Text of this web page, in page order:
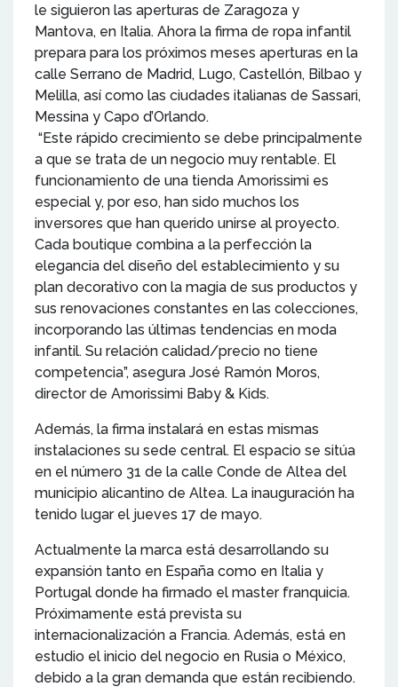
le siguieron las aperturas de Zaragoza y
Mantova, en Italia. Ahora la firma de ropa infantil
prepara para los próximos meses aperturas en la
calle Serrano de Madrid, Lugo, Castellón, Bilbao y
Melilla, así como las ciudades italianas de Sassari,
Messina y Capo d’Orlando.
“Este rápido crecimiento se debe principalmente
a que se trata de un negocio muy rentable. El
funcionamiento de una tienda Amorissimi es
especial y, por eso, han sido muchos los
inversores que han querido unirse al proyecto.
Cada boutique combina a la perfección la
elegancia del diseño del establecimiento y su
plan decorativo con la magia de sus productos y
sus renovaciones constantes en las colecciones,
incorporando las últimas tendencias en moda
infantil. Su relación calidad/precio no tiene
competencia”, asegura José Ramón Moros,
director de Amorissimi Baby & Kids.
Además, la firma instalará en estas mismas
instalaciones su sede central. El espacio se sitúa
en el número 31 de la calle Conde de Altea del
municipio alicantino de Altea. La inauguración ha
tenido lugar el jueves 17 de mayo.
Actualmente la marca está desarrollando su
expansión tanto en España como en Italia y
Portugal donde ha firmado el master franquicia.
Próximamente está prevista su
internacionalización a Francia. Además, está en
estudio el inicio del negocio en Rusia o México,
debido a la gran demanda que están recibiendo.